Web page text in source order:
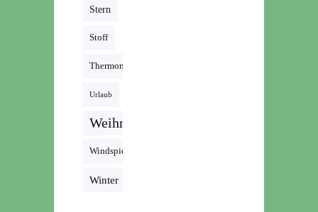
Martin
Stern
Stoff
Thermomix
Urlaub
Weihnachten
Windspiel
Winter